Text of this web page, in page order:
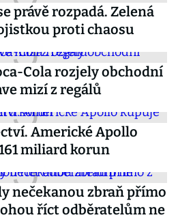
právě rozpadá. Zelená
proti chaosu
Cola rozjely obchodní
mizí z regálů
Americké Apollo
miliard korun
nečekanou zbraň přímo
říct odběratelům ne